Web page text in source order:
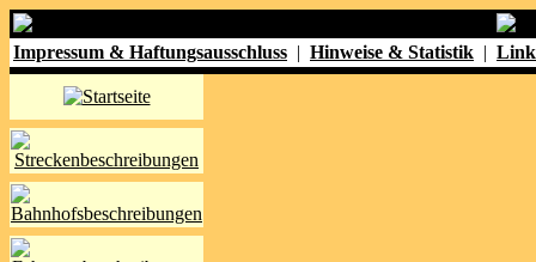
Impressum & Haftungsausschluss | Hinweise & Statistik |